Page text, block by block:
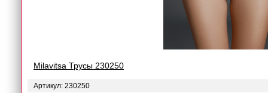
Milavitsa Трусы 230250
Артикул: 230250